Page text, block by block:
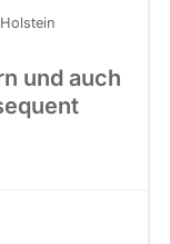
und auch